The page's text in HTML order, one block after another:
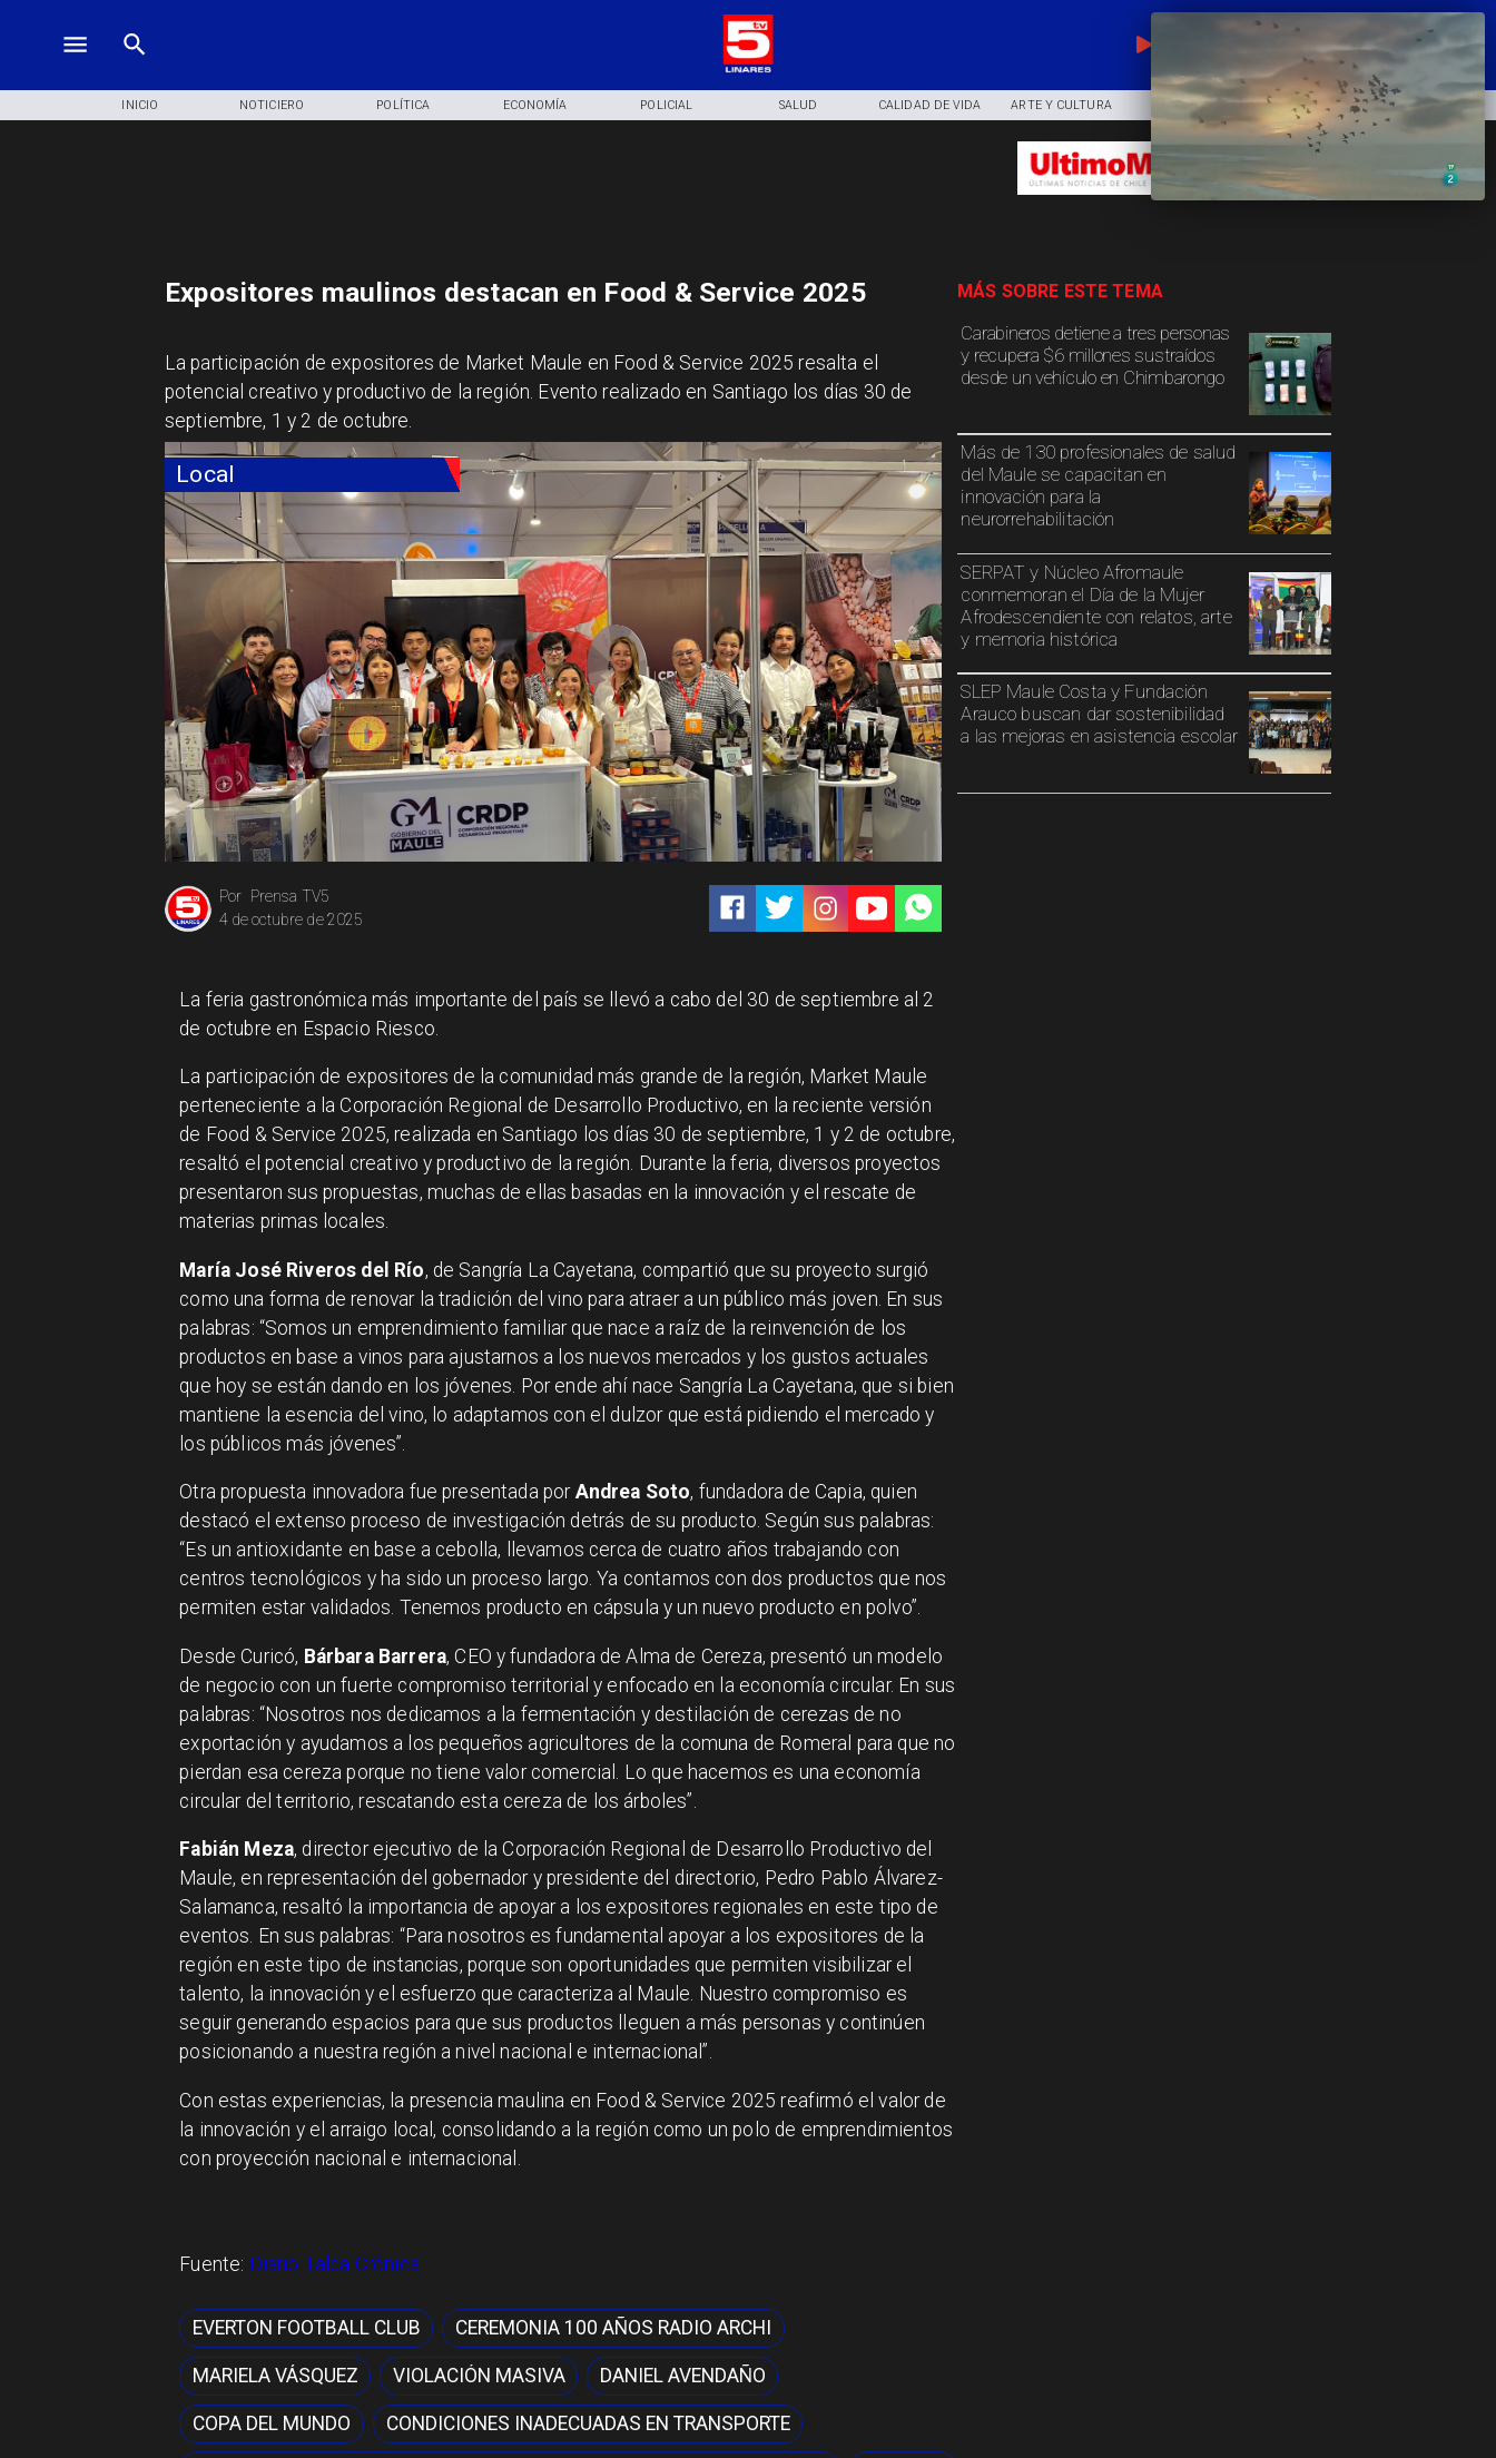
EN VIVO
INICIO NOTICIERO POLÍTICA ECONOMÍA POLICIAL SALUD CALIDAD DE VIDA ARTE Y CULTURA COMUNIDAD DEPORTES
Local
Prensa TV5
Por
4 de octubre de 2025
Carabineros detiene a tres personas
y recupera $6 millones sustraídos
desde un vehículo en Chimbarongo
Más de 130 profesionales de salud
del Maule se capacitan en
innovación para la
neurorrehabilitación
SERPAT y Núcleo Afromaule
conmemoran el Día de la Mujer
Afrodescendiente con relatos, arte
y memoria histórica
SLEP Maule Costa y Fundación
Arauco buscan dar sostenibilidad
a las mejoras en asistencia escolar
MÁS SOBRE ESTE TEMA
Expositores maulinos destacan en Food & Service 2025
La participación de expositores de Market Maule en Food & Service 2025 resalta el
potencial creativo y productivo de la región. Evento realizado en Santiago los días 30 de
septiembre, 1 y 2 de octubre.
La feria gastronómica más importante del país se llevó a cabo del 30 de septiembre al 2
de octubre en Espacio Riesco.
La participación de expositores de la comunidad más grande de la región, Market Maule
perteneciente a la Corporación Regional de Desarrollo Productivo, en la reciente versión
de Food & Service 2025, realizada en Santiago los días 30 de septiembre, 1 y 2 de octubre,
resaltó el potencial creativo y productivo de la región. Durante la feria, diversos proyectos
presentaron sus propuestas, muchas de ellas basadas en la innovación y el rescate de
materias primas locales.
María José Riveros del Río, de Sangría La Cayetana, compartió que su proyecto surgió
como una forma de renovar la tradición del vino para atraer a un público más joven. En sus
palabras: “Somos un emprendimiento familiar que nace a raíz de la reinvención de los
productos en base a vinos para ajustarnos a los nuevos mercados y los gustos actuales
que hoy se están dando en los jóvenes. Por ende ahí nace Sangría La Cayetana, que si bien
mantiene la esencia del vino, lo adaptamos con el dulzor que está pidiendo el mercado y
los públicos más jóvenes”.
Otra propuesta innovadora fue presentada por Andrea Soto, fundadora de Capia, quien
destacó el extenso proceso de investigación detrás de su producto. Según sus palabras:
“Es un antioxidante en base a cebolla, llevamos cerca de cuatro años trabajando con
centros tecnológicos y ha sido un proceso largo. Ya contamos con dos productos que nos
permiten estar validados. Tenemos producto en cápsula y un nuevo producto en polvo”.
Desde Curicó, Bárbara Barrera, CEO y fundadora de Alma de Cereza, presentó un modelo
de negocio con un fuerte compromiso territorial y enfocado en la economía circular. En sus
palabras: “Nosotros nos dedicamos a la fermentación y destilación de cerezas de no
exportación y ayudamos a los pequeños agricultores de la comuna de Romeral para que no
pierdan esa cereza porque no tiene valor comercial. Lo que hacemos es una economía
circular del territorio, rescatando esta cereza de los árboles”.
Fabián Meza, director ejecutivo de la Corporación Regional de Desarrollo Productivo del
Maule, en representación del gobernador y presidente del directorio, Pedro Pablo Álvarez-
Salamanca, resaltó la importancia de apoyar a los expositores regionales en este tipo de
eventos. En sus palabras: “Para nosotros es fundamental apoyar a los expositores de la
región en este tipo de instancias, porque son oportunidades que permiten visibilizar el
talento, la innovación y el esfuerzo que caracteriza al Maule. Nuestro compromiso es
seguir generando espacios para que sus productos lleguen a más personas y continúen
posicionando a nuestra región a nivel nacional e internacional”.
Con estas experiencias, la presencia maulina en Food & Service 2025 reafirmó el valor de
la innovación y el arraigo local, consolidando a la región como un polo de emprendimientos
con proyección nacional e internacional.
Fuente: Diario Talca Crónica
EVERTON FOOTBALL CLUB CEREMONIA 100 AÑOS RADIO ARCHI
MARIELA VÁSQUEZ VIOLACIÓN MASIVA DANIEL AVENDAÑO
COPA DEL MUNDO CONDICIONES INADECUADAS EN TRANSPORTE